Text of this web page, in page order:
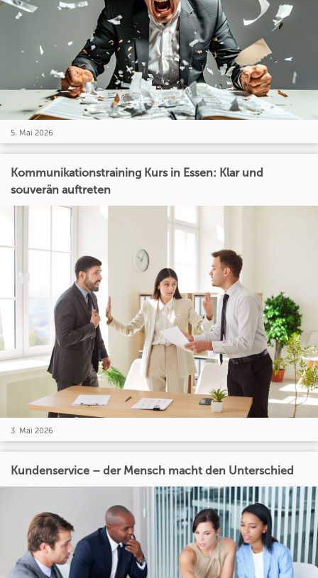
5. Mai 2026
Kommunikationstraining Kurs in Essen: Klar und
souverän auftreten
3. Mai 2026
Kundenservice – der Mensch macht den Unterschied